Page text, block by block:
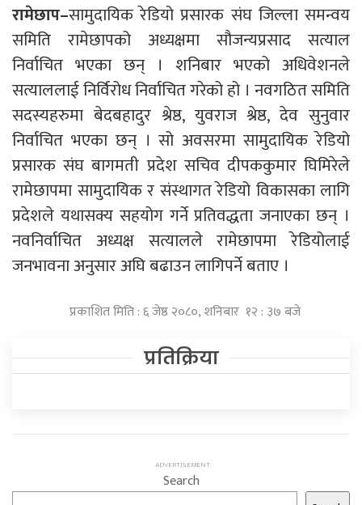
रामेछाप–सामुदायिक रेडियो प्रसारक संघ जिल्ला समन्वय
समिति रामेछापको अध्यक्षमा सौजन्यप्रसाद सत्याल
निर्वाचित भएका छन् । शनिबार भएको अधिवेशनले
सत्याललाई निर्विरोध निर्वाचित गरेको हो । नवगठित समिति
सदस्यहरुमा बेदबहादुर श्रेष्ठ, युवराज श्रेष्ठ, देव सुनुवार
निर्वाचित भएका छन् । सो अवसरमा सामुदायिक रेडियो
प्रसारक संघ बागमती प्रदेश सचिव दीपककुमार घिमिरेले
रामेछापमा सामुदायिक र संस्थागत रेडियो विकासका लागि
प्रदेशले यथासक्य सहयोग गर्ने प्रतिवद्धता जनाएका छन् ।
नवनिर्वाचित अध्यक्ष सत्यालले रामेछापमा रेडियोलाई
जनभावना अनुसार अघि बढाउन लागिपर्ने बताए ।
प्रकाशित मिति : ६ जेष्ठ २०८०, शनिबार १२ : ३७ बजे
प्रतिक्रिया
Search